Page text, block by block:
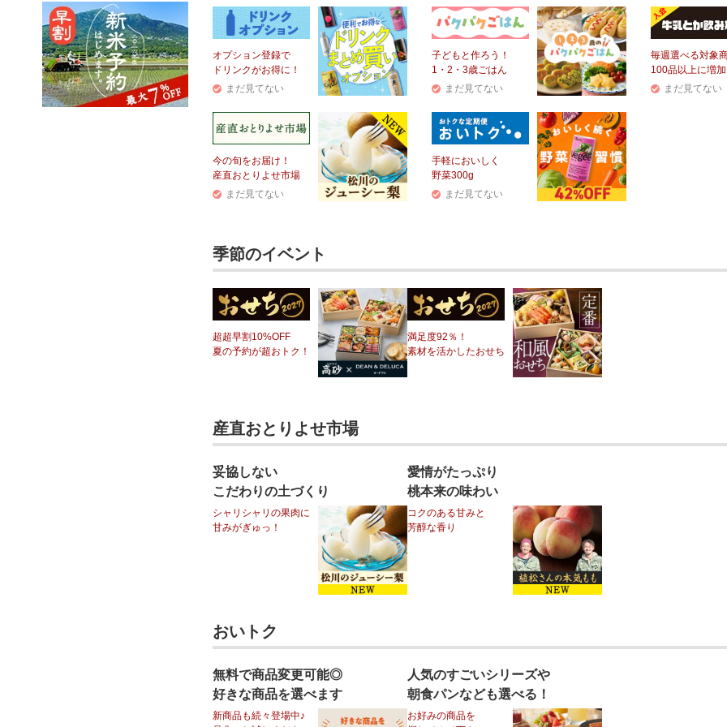
オプション登録で
ドリンクがお得に！
まだ見てない
子どもと作ろう！
1・2・3歳ごはん
まだ見てない
毎週選べる対象
100品以上に増加
まだ見てない
今の旬をお届け！
産直おとりよせ市場
まだ見てない
手軽においしく
野菜300g
まだ見てない
季節のイベント
超超早割10%OFF
夏の予約が超おトク！
満足度92％！
素材を活かしたおせち
産直おとりよせ市場
妥協しない
こだわりの土づくり
シャリシャリの果肉に
甘みがぎゅっ！
愛情がたっぷり
桃本来の味わい
コクのある甘みと
芳醇な香り
おいトク
無料で商品変更可能◎
好きな商品を選べます
新商品も続々登場中♪
人気のすごいシリーズや
朝食パンなども選べる！
お好みの商品を